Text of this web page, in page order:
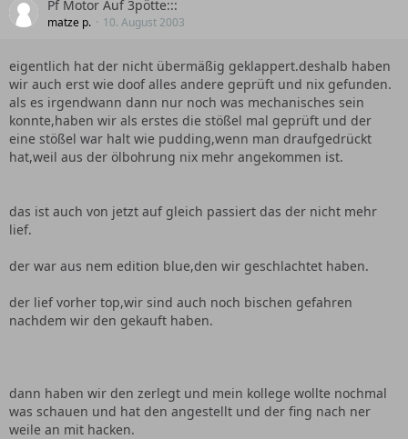
Pf Motor Auf 3pötte:::
matze p. 10. August 2003
eigentlich hat der nicht übermäßig geklappert.deshalb haben
wir auch erst wie doof alles andere geprüft und nix gefunden.
als es irgendwann dann nur noch was mechanisches sein
konnte,haben wir als erstes die stößel mal geprüft und der
eine stößel war halt wie pudding,wenn man draufgedrückt
hat,weil aus der ölbohrung nix mehr angekommen ist.
das ist auch von jetzt auf gleich passiert das der nicht mehr
lief.
der war aus nem edition blue,den wir geschlachtet haben.
der lief vorher top,wir sind auch noch bischen gefahren
nachdem wir den gekauft haben.
dann haben wir den zerlegt und mein kollege wollte nochmal
was schauen und hat den angestellt und der fing nach ner
weile an mit hacken.